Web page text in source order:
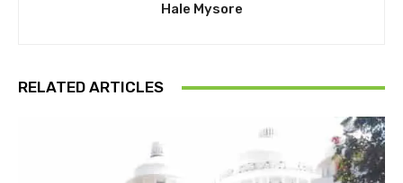
Hale Mysore
RELATED ARTICLES